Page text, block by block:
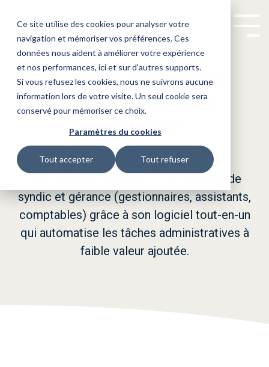
Ce site utilise des cookies pour analyser votre
navigation et mémoriser vos préférences. Ces
données nous aident à améliorer votre expérience
et nos performances, ici et sur d'autres supports.
Si vous refusez les cookies, nous ne suivrons aucune
information lors de votre visite. Un seul cookie sera
conservé pour mémoriser ce choix.
Paramètres du cookies
Tout accepter Tout refuser
Logiciel relation client
Logiciel syndic
Logiciel gérance
Gérer le flux d'e-mail
Relancer les fournisseurs
Réaliser des visites techniques
Automatiser la saisie comptable
Tenir des assemblées générales
Administrateur de biens
Bailleurs sociaux
Property managers
Grands propriétaires
Les solutions dédiées à votre
métier.
bailleur social ou property manager,
n'hésitez pas à prendre contact
avec notre équipe commerciale qui
sera ravie de répondre à toutes
vos questions.
Blog
Conférences
Intégrations ERP
CRM pour SPI
CRM pour ALTAIX
Replay : Le logiciel idéal
n'existe pas !
Comment faire son choix parmi
toutes les solutions disponibles et
mesurer leur impact sur l'ensemble
de votre travail ? on vous dit tout
dans notre dernière conférence.
Libérez le potentiel de
rentabilité de votre
portefeuille
Inch redonne du temps à vos équipes de
syndic et gérance (gestionnaires, assistants,
comptables) grâce à son logiciel tout-en-un
qui automatise les tâches administratives à
faible valeur ajoutée.